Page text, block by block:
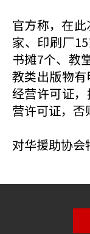
官方称，在
家、印刷厂
书摊7个、教
教类出版物
经营许可证
营许可证，否
对华援助协会